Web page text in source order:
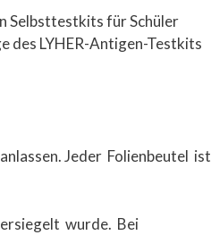
Selbsttestkits für Schüler
des LYHER-Antigen-Testkits
Jeder Folienbeutel ist
wurde. Bei